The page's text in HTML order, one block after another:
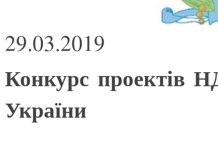
29.03.2019
Конкурс проектів
України